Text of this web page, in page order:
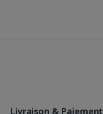
Livraison & Paiement